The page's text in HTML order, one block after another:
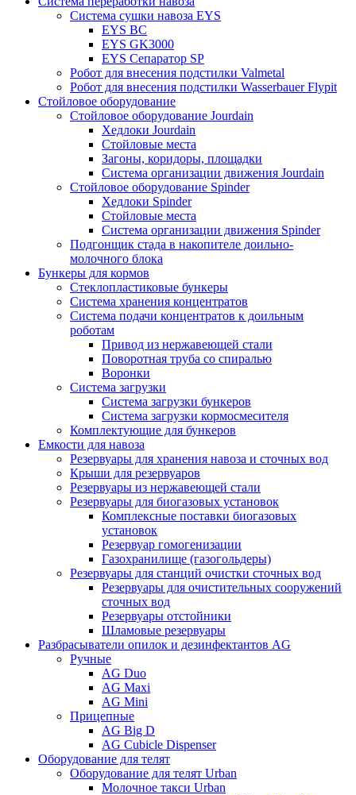
Система сушки навоза EYS
EYS BC
EYS GK3000
EYS Сепаратор SP
Робот для внесения подстилки Valmetal
Робот для внесения подстилки Wasserbauer Flypit
Стойловое оборудование
Стойловое оборудование Jourdain
Хедлоки Jourdain
Стойловые места
Загоны, коридоры, площадки
Система организации движения Jourdain
Стойловое оборудование Spinder
Хедлоки Spinder
Стойловые места
Система организации движения Spinder
Подгонщик стада в накопителе доильно-
молочного блока
Бункеры для кормов
Стеклопластиковые бункеры
Система хранения концентратов
Система подачи концентратов к доильным
роботам
Привод из нержавеющей стали
Поворотная труба со спиралью
Воронки
Система загрузки
Система загрузки бункеров
Система загрузки кормосмесителя
Комплектующие для бункеров
Емкости для навоза
Резервуары для хранения навоза и сточных вод
Крыши для резервуаров
Резервуары из нержавеющей стали
Резервуары для биогазовых установок
Комплексные поставки биогазовых
установок
Резервуар гомогенизации
Газохранилище (газогольдеры)
Резервуары для станций очистки сточных вод
Резервуары для очистительных сооружений
сточных вод
Резервуары отстойники
Шламовые резервуары
Разбрасыватели опилок и дезинфектантов AG
Ручные
AG Duo
AG Maxi
AG Mini
Прицепные
AG Big D
AG Сubicle Dispenser
Оборудование для телят
Оборудование для телят Urban
Молочное такси Urban